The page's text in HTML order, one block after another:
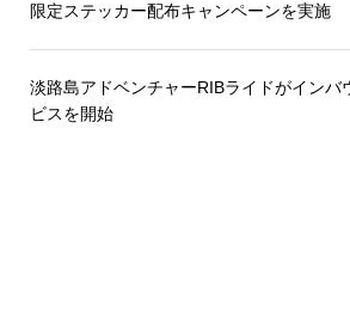
限定ステッカー配布キャンペーンを実施
淡路島アドベンチャーRIBライドがインバ
ビスを開始